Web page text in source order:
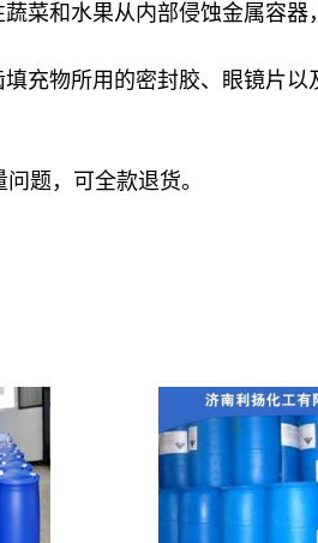
菜和水果从内部侵蚀金属容
充物所用的密封胶、眼镜片
题，可全款退货。